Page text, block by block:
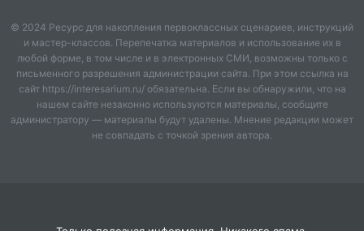
– сравнительная таблица (поэт, народ, темы, черты
лирического героя);
– групповая работа (3 группы);
– физминутка;
– рабочий лист (соотнесение, определение общих
черт, творческое задание);
– рефлексия, домашнее задание;
© 2024 Ресурс для накопления первоклассных сценариев, инструкций
и мастер-классов. Перепечатка материалов и использование их в
любой форме, в том числе и в электронных СМИ, возможны только с
письменного разрешения администрации сайта. При этом ссылка на
сайт https://interesarium.ru/ обязательна. Если вы обнаружили, что на
нашем сайте незаконно используются материалы, сообщите
администратору — материалы будут удалены. Мнение редакции может
не совпадать с точкой зрения автора.